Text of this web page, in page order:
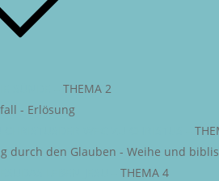
THEMA 2
- Erlösung
durch den Glauben - Weihe und
THEMA 4